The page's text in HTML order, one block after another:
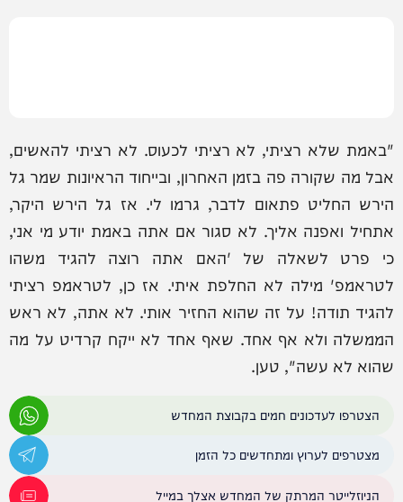
"באמת שלא רציתי, לא רציתי לכעוס. לא רציתי להאשים,
אבל מה שקורה פה בזמן האחרון, ובייחוד הראיונות שמר גל
הירש החליט פתאום לדבר, גרמו לי. אז גל הירש היקר,
אתחיל ואפנה אליך. לא סגור אם אתה באמת יודע מי אני,
כי פרט לשאלה של 'האם אתה רוצה להגיד משהו
לטראמפ' מילה לא החלפת איתי. אז כן, לטראמפ רציתי
להגיד תודה! על זה שהוא החזיר אותי. לא אתה, לא ראש
הממשלה ולא אף אחד. שאף אחד לא ייקח קרדיט על מה
שהוא לא עשה", טען.
הצטרפו לעדכונים חמים בקבוצת המחדש
מצטרפים לערוץ ומתחדשים כל הזמן
הניוזלייטר המרתק של המחדש אצלך במייל